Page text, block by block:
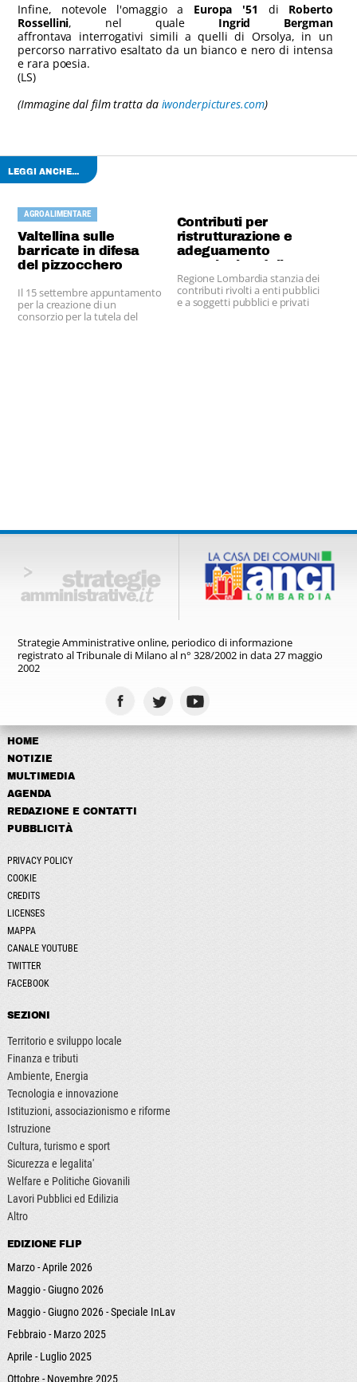
Infine, notevole l'omaggio a Europa '51 di Roberto
Rossellini, nel quale Ingrid Bergman
affrontava interrogativi simili a quelli di Orsolya, in un
percorso narrativo esaltato da un bianco e nero di intensa
e rara poesia.
(LS)
(Immagine dal film tratta da iwonderpictures.com)
LEGGI ANCHE...
AGROALIMENTARE
Valtellina sulle
barricate in difesa
del pizzocchero
Il 15 settembre appuntamento
per la creazione di un
consorzio per la tutela del
Contributi per
ristrutturazione e
adeguamento
tecnologico delle
sale spettacolo
Regione Lombardia stanzia dei
contributi rivolti a enti pubblici
e a soggetti pubblici e privati
Strategie Amministrative online, periodico di informazione
registratoal Tribunale di Milano al n° 328/2002 in data 27 maggio
2002
HOME
NOTIZIE
MULTIMEDIA
AGENDA
REDAZIONE E CONTATTI
PUBBLICITÀ
PRIVACY POLICY
COOKIE
CREDITS
LICENSES
MAPPA
CANALE YOUTUBE
TWITTER
FACEBOOK
SEZIONI
Territorio e sviluppo locale
Finanza e tributi
Ambiente, Energia
Tecnologia e innovazione
Istituzioni, associazionismo e riforme
Istruzione
Cultura, turismo e sport
Sicurezza e legalita'
Welfare e Politiche Giovanili
Lavori Pubblici ed Edilizia
Altro
EDIZIONE FLIP
Marzo - Aprile 2026
Maggio - Giugno 2026
Maggio - Giugno 2026 - Speciale InLav
Febbraio - Marzo 2025
Aprile - Luglio 2025
Ottobre - Novembre 2025